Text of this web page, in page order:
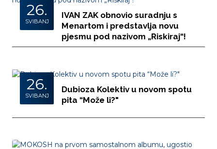
26.
SVIBANJ
IVAN ZAK obnovio suradnju s
Menartom i predstavlja novu
pjesmu pod nazivom „Riskiraj“!
26.
SVIBANJ
Dubioza Kolektiv u novom spotu
pita “Može li?"